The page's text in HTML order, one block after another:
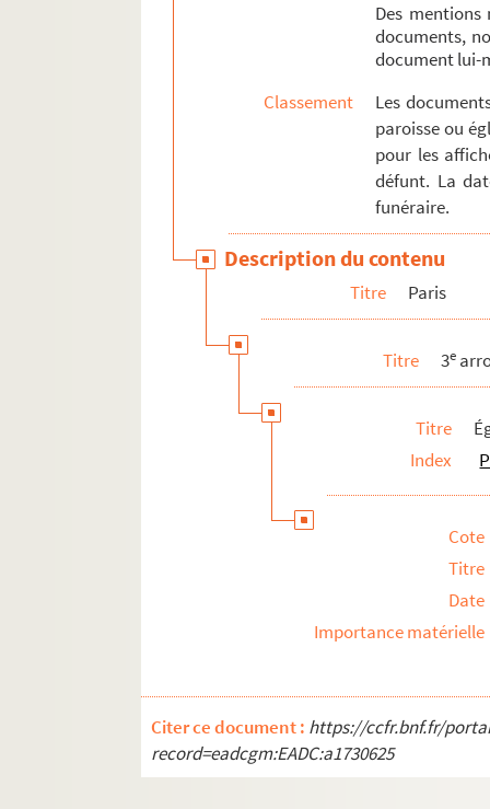
Des
documents,
document lui-
Classement
Les
paroisse ou
pour les
défunt. La
funéraire.
Description du contenu
Titre Paris
Titre 3e
Titre
Index
Cote
Titre
Date
Importance matérielle
Citer ce document : https://ccfr.bnf.fr/
record=eadcgm:EADC:a1730625